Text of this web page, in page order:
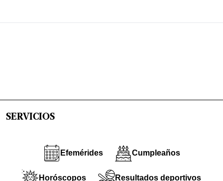
SERVICIOS
Efemérides Cumpleaños
Horóscopos Resultados deportivos